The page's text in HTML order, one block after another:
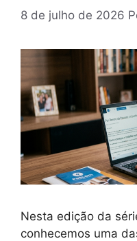
8 de julho de 2026
Nesta edição da
conhecemos uma